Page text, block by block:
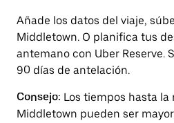
Añade los datos del viaje,
Middletown. O planifica tus
antemano con Uber Reserve.
90 días de antelación.
Consejo: Los tiempos hasta la
Middletown pueden ser